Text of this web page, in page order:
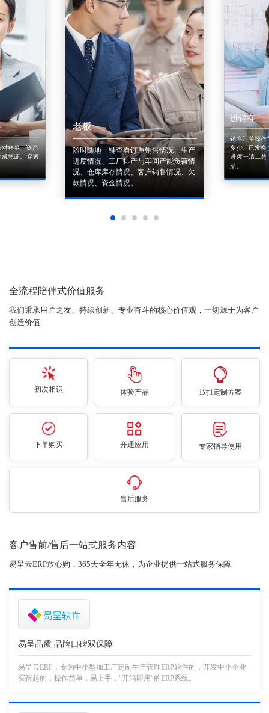
账单、资产
凭证。'穿透
老板
随时随地一键查看订单销售情况、生产
进度情况、工厂排产与车间产能负荷情
况、仓库库存情况、客户销售情况、欠
款情况、资金情况。
进销存
销售订单操作
多少、已发多
进度一清二楚
采。
全流程陪伴式价值服务
我们秉承用户之友、持续创新、专业奋斗的核心价值观，一切源于为客户
创造价值
初次相识 体验产品 1对1定制方案
下单购买 开通应用 专家指导使用
售后服务
客户售前/售后一站式服务内容
易呈云ERP放心购，365天全年无休，为企业提供一站式服务保障
易呈品质 品牌口碑双保障
易呈云ERP，专为中小型加工厂定制生产管理ERP软件的，开发中小企业
买得起的，操作简单，易上手，"开箱即用"的ERP系统。